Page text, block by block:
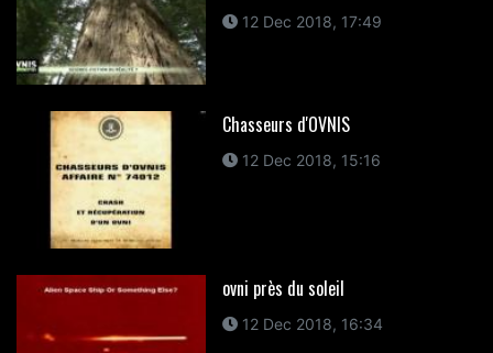
12 Dec 2018, 17:49
Chasseurs d'OVNIS
12 Dec 2018, 15:16
ovni près du soleil
12 Dec 2018, 16:34